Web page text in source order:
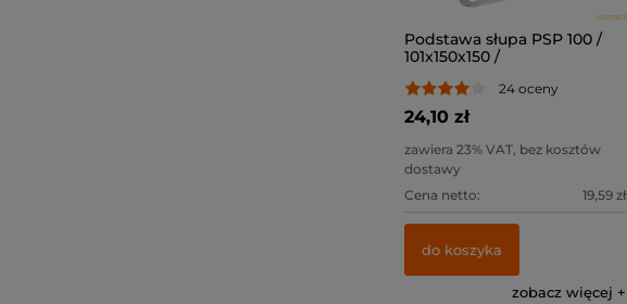
Podstawa słupa PSP 100 /
101x150x150 /
24 oceny
24,10 zł
zawiera 23% VAT, bez kosztów
dostawy
Cena netto:
19,59 zł
do koszyka
zobacz więcej